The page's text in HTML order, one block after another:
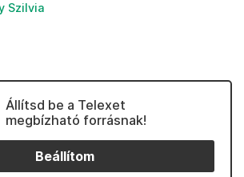
Szilvia
Állítsd be a Telexet
megbízható forrásnak!
Beállítom